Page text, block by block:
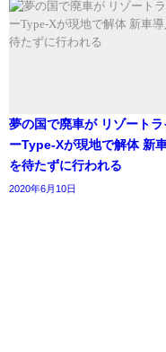
夢の国で廃車が リゾートラ
ーType-Xが現地で解体 新
を待たずに行われる
2020年6月10日